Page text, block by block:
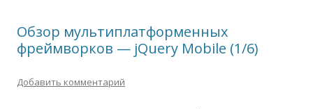
Обзор мультиплатформенных
фреймворков — jQuery Mobile (1/6)
Добавить комментарий